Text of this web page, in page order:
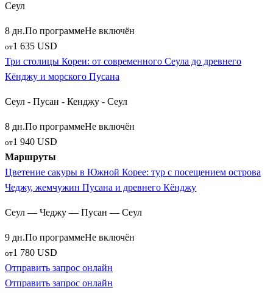
Сеул
8 дн.По программеНе включён
от1 635 USD
Три столицы Кореи: от современного Сеула до древнего
Кёнджу и морского Пусана
Сеул - Пусан - Кенджу - Сеул
8 дн.По программеНе включён
от1 940 USD
Маршруты
Цветение сакуры в Южной Корее: тур с посещением острова
Чеджу, жемчужин Пусана и древнего Кёнджу
Сеул — Чеджу — Пусан — Сеул
9 дн.По программеНе включён
от1 780 USD
Отправить запрос онлайн
Отправить запрос онлайн